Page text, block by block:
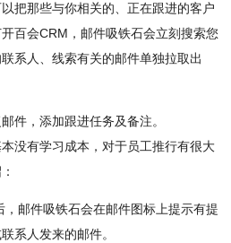
把那些与你相关的、正在跟进的客户
百会CRM，邮件吸铁石会立刻搜索您
系人、线索有关的邮件单独拉取出
件，添加跟进任务及备注。
没有学习成本，对于员工推行有很大
邮件吸铁石会在邮件图标上提示有提
系人发来的邮件。